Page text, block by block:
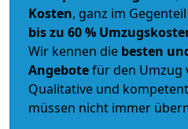
Kosten, ganz im
bis zu 60 %
Wir kennen die besten
Angebotefür den Umzug
Qualitative und
müssen nicht immer